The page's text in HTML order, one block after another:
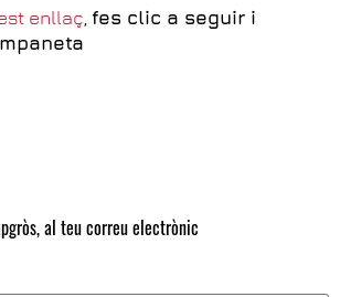
enllaç, fes clic a seguir i
al teu correu electrònic